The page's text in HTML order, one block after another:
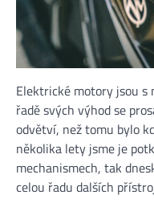
Elektrické motory jsou s
řadě svých výhod se
odvětví, než tomu bylo
několika lety jsme je
mechanismech, tak
celou řadu dalších